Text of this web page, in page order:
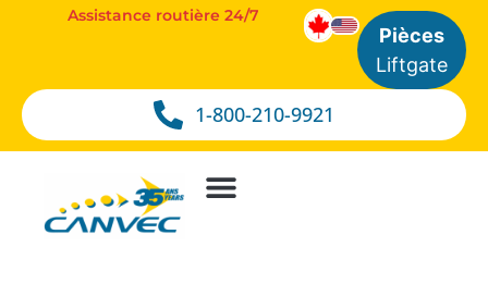
1-800-210-9921
Assistance routière 24/7
Pièces
Liftgate